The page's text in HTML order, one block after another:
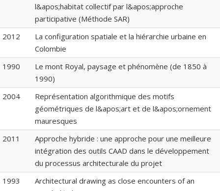
l&apos;habitat collectif par l&apos;approche
participative (Méthode SAR)
2012
La configuration spatiale et la hiérarchie urbaine en
Colombie
1990
Le mont Royal, paysage et phénomène (de 1850 à
1990)
2004
Représentation algorithmique des motifs
géométriques de l&apos;art et de l&apos;ornement
mauresques
2011
Approche hybride : une approche pour une meilleure
intégration des outils CAAD dans le développement
du processus architecturale du projet
1993
Architectural drawing as close encounters of an